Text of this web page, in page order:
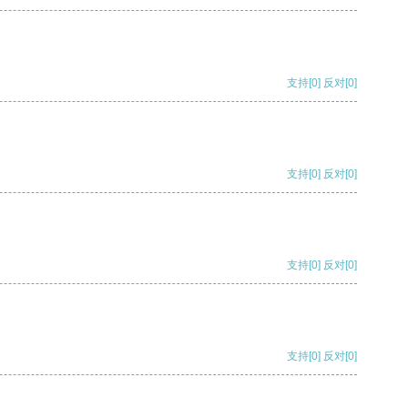
支持[0] 反对[0]
支持[0] 反对[0]
支持[0] 反对[0]
支持[0] 反对[0]